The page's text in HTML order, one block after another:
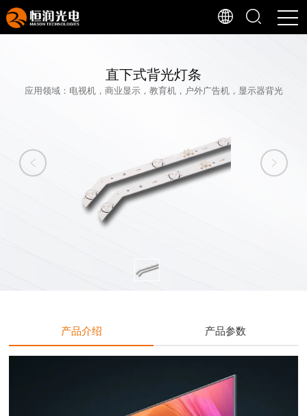
直下式背光灯条
应用领域：电视机，商业显示，教育机，户外广告机，显示器背光
产品介绍 产品参数